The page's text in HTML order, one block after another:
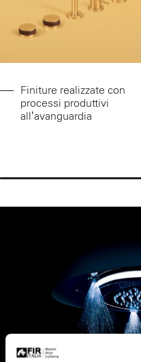
Finiture realizzate con
processi produttivi
all’avanguardia